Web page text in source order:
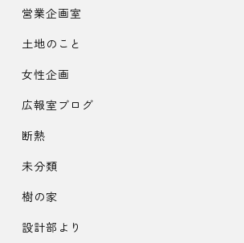
営業企画室
土地のこと
女性企画
広報室ブログ
断熱
未分類
樹の家
設計部より